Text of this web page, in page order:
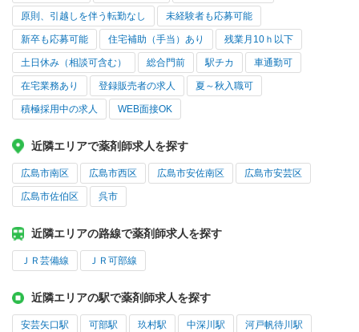
原則、引越しを伴う転勤なし 未経験者も応募可能
新卒も応募可能 住宅補助（手当）あり 残業月10ｈ以下
土日休み（相談可含む） 総合門前 駅チカ 車通勤可
在宅業務あり 登録販売者の求人 夏～秋入職可
積極採用中の求人 WEB面接OK
近隣エリアで薬剤師求人を探す
広島市南区 広島市西区 広島市安佐南区 広島市安芸区
広島市佐伯区 呉市
近隣エリアの路線で薬剤師求人を探す
ＪＲ芸備線 ＪＲ可部線
近隣エリアの駅で薬剤師求人を探す
安芸矢口駅 可部駅 玖村駅 中深川駅 河戸帆待川駅